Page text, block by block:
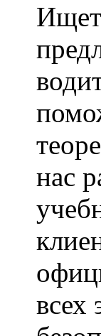
нас
всех